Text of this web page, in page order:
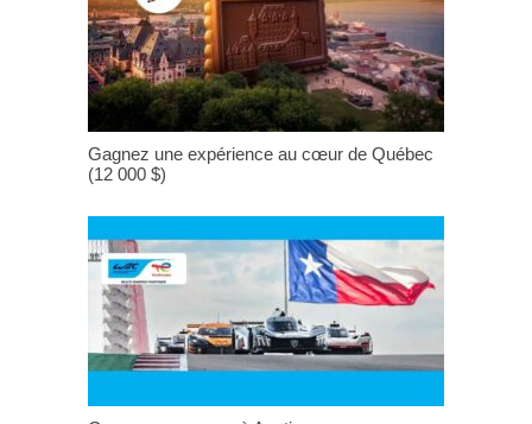
Gagnez une expérience au cœur de Québec
(12 000 $)